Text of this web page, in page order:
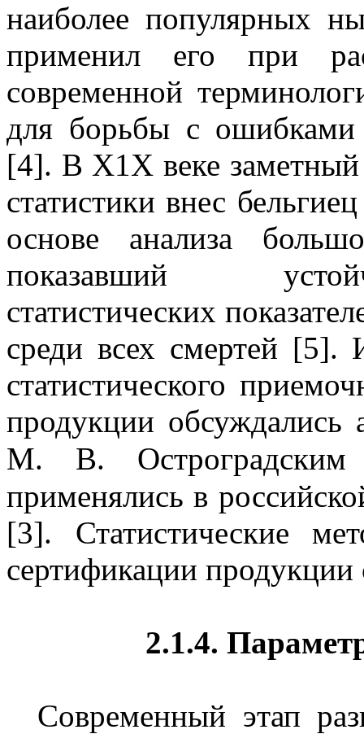
наиболее популярных
применил его при
современной
для борьбы с ошибками
[4]. В Х1Х веке заметный
статистики внес
основе анализа
показавший
статистических
среди всех смертей [5].
статистического
продукции обсуждались
М. В. Остроградским
применялись в
[3]. Статистические
сертификации продукции
2.1.4.
Современный этап